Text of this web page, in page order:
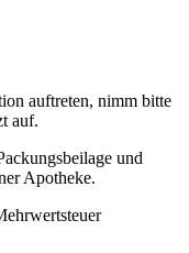
auftreten, nimm bitte
auf.
und
Apotheke.